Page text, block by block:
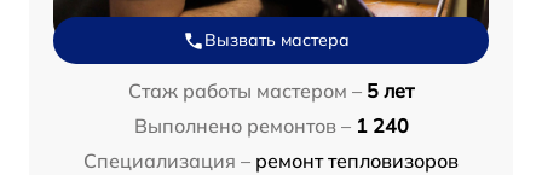
Вызвать мастера
Стаж работы мастером – 5 лет
Выполнено ремонтов – 1 240
Специализация – ремонт тепловизоров